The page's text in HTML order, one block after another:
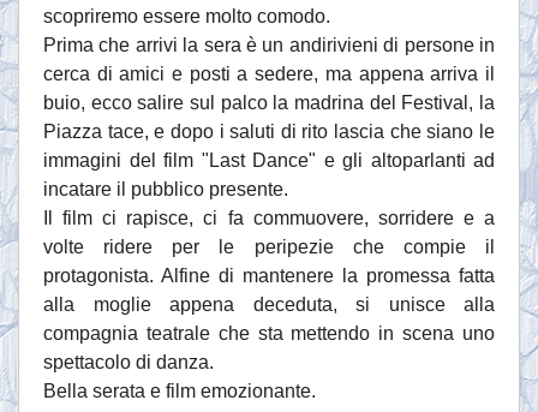
scopriremo essere molto comodo.
Prima che arrivi la sera è un andirivieni di persone in
cerca di amici e posti a sedere, ma appena arriva il
buio, ecco salire sul palco la madrina del Festival, la
Piazza tace, e dopo i saluti di rito lascia che siano le
immagini del film "Last Dance" e gli altoparlanti ad
incatare il pubblico presente.
Il film ci rapisce, ci fa commuovere, sorridere e a
volte ridere per le peripezie che compie il
protagonista. Alfine di mantenere la promessa fatta
alla moglie appena deceduta, si unisce alla
compagnia teatrale che sta mettendo in scena uno
spettacolo di danza.
Bella serata e film emozionante.